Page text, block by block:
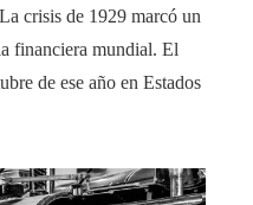
crisis de 1929 marcó un
financiera mundial. El
de ese año en Estados